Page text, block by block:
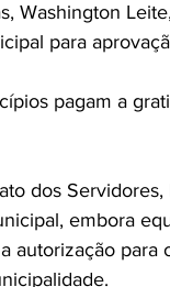
Washington
para
pagam a
dos
embora
autorização